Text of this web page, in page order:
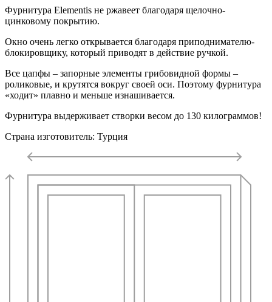
Фурнитура Elementis не ржавеет благодаря щелочно-
цинковому покрытию.
Окно очень легко открывается благодаря приподнимателю-
блокировщику, который приводят в действие ручкой.
Все цапфы – запорные элементы грибовидной формы –
роликовые, и крутятся вокруг своей оси. Поэтому фурнитура
«ходит» плавно и меньше изнашивается.
Фурнитура выдерживает створки весом до 130 килограммов!
Страна изготовитель: Турция